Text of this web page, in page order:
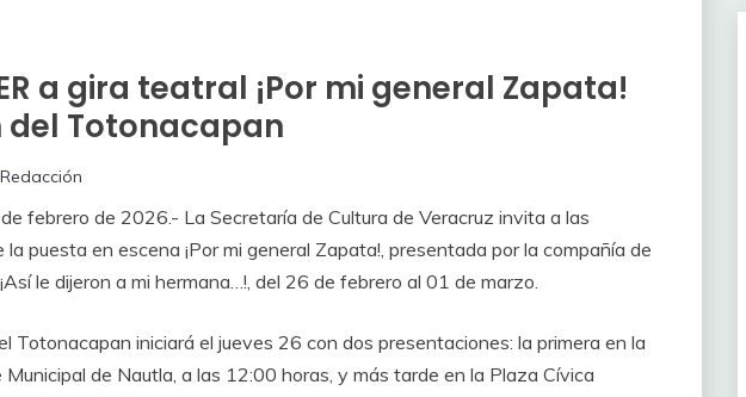
a gira teatral ¡Por mi general Zapata!
del Totonacapan
Redacción
febrero de 2026.- La Secretaría de Cultura de Veracruz invita a las
puesta en escena ¡Por mi general Zapata!, presentada por la compañía de
le dijeron a mi hermana…!, del 26 de febrero al 01 de marzo.
Totonacapan iniciará el jueves 26 con dos presentaciones: la primera en la
de Nautla, a las 12:00 horas, y más tarde en la Plaza Cívica